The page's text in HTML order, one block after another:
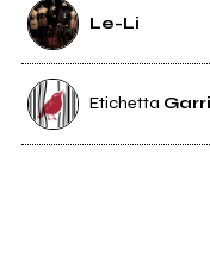
Le-Li
Etichetta